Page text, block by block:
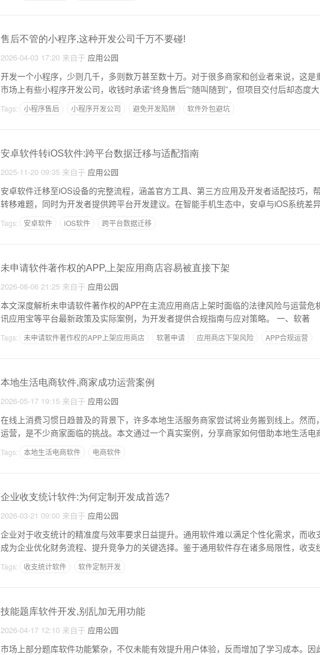
售后不管的小程序,这种开发公司千万不要碰!
2026-04-03 17:20 来自于 应用公园
开发一个小程序，少则几千，多则数万甚至数十万。对于很多商家和创业者来说，这是
市场上有些小程序开发公司，收钱时承诺“终身售后”“随叫随到”，但项目交付后却态度
Tags: 小程序售后 小程序开发公司 避免开发陷阱 软件外包避坑
安卓软件转iOS软件:跨平台数据迁移与适配指南
2025-11-20 09:35 来自于 应用公园
安卓软件迁移至iOS设备的完整流程，涵盖官方工具、第三方应用及开发者适配技巧，
转移难题，同时为开发者提供跨平台开发建议。在智能手机生态中，安卓与iOS系统差
Tags: 安卓软件 iOS软件 跨平台数据迁移
未申请软件著作权的APP,上架应用商店容易被直接下架
2026-08-06 21:25 来自于 应用公园
本文深度解析未申请软件著作权的APP在主流应用商店上架时面临的法律风险与运营危
讯应用宝等平台最新政策及实际案例，为开发者提供合规指南与应对策略。 一、软著
Tags: 未申请软件著作权的APP上架应用商店 软著申请 应用商店下架风险 APP合规运营
本地生活电商软件,商家成功运营案例
2026-05-17 19:15 来自于 应用公园
在线上消费习惯日趋普及的背景下，许多本地生活服务商家尝试将业务搬到线上。然而
运营，是不少商家面临的挑战。本文通过一个真实案例，分享商家如何借助本地生活电
Tags: 本地生活电商软件 电商软件
企业收支统计软件:为何定制开发成首选?
2026-03-21 09:00 来自于 应用公园
企业对于收支统计的精准度与效率要求日益提升。通用软件难以满足个性化需求，而收
成为企业优化财务流程、提升竞争力的关键选择。鉴于通用软件存在诸多局限性，收支
Tags: 收支统计软件 软件定制开发
技能题库软件开发,别乱加无用功能
2026-04-17 12:10 来自于 应用公园
市场上部分题库软件功能繁杂，不仅未能有效提升用户体验，反而增加了学习成本。因